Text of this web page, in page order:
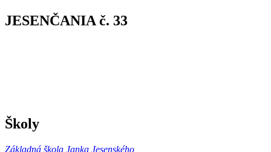
JESENČANIA č. 33
Školy
Základná škola Janka Jesenského